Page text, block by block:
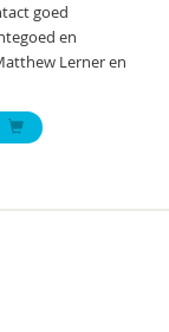
goed
en
Lerner en